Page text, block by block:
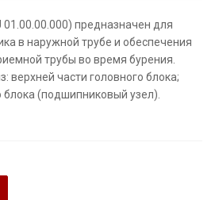
01.00.00.000) предназначен для
в наружной трубе и обеспечения
трубы во время бурения.
верхней части головного блока;
блока (подшипниковый узел).